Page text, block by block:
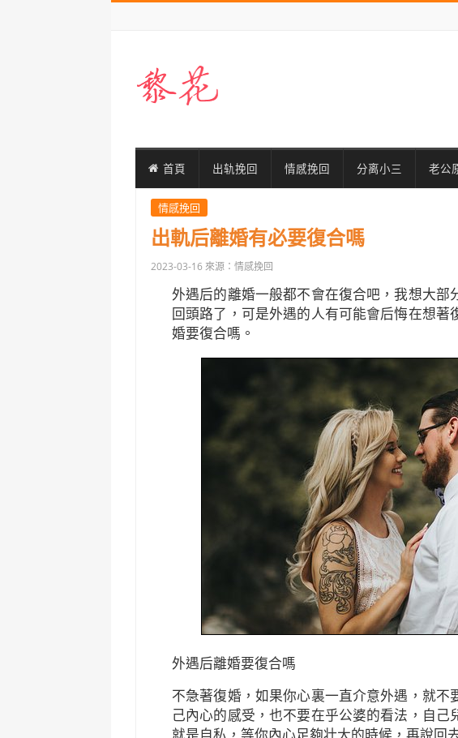
首頁 出轨挽回 情感挽回 分离小三 老公
情感挽回
出軌后離婚有必要復合嗎
2023-03-16 來源：情感挽回
外遇后的離婚一般都不會在復合吧，我想大部
回頭路了，可是外遇的人有可能會后悔在想著
婚要復合嗎。
外遇后離婚要復合嗎
不急著復婚，如果你心裏一直介意外遇，就不
己內心的感受，也不要在乎公婆的看法，自己